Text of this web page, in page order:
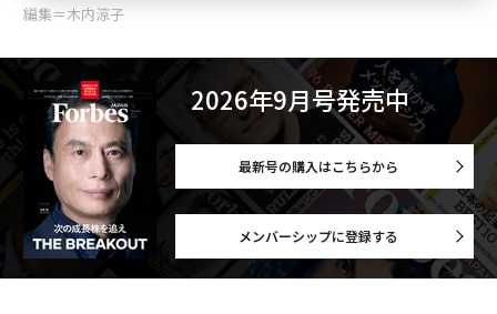
編集＝木内涼子
2026年9月号発売中
最新号の購入はこちらから
メンバーシップに登録する